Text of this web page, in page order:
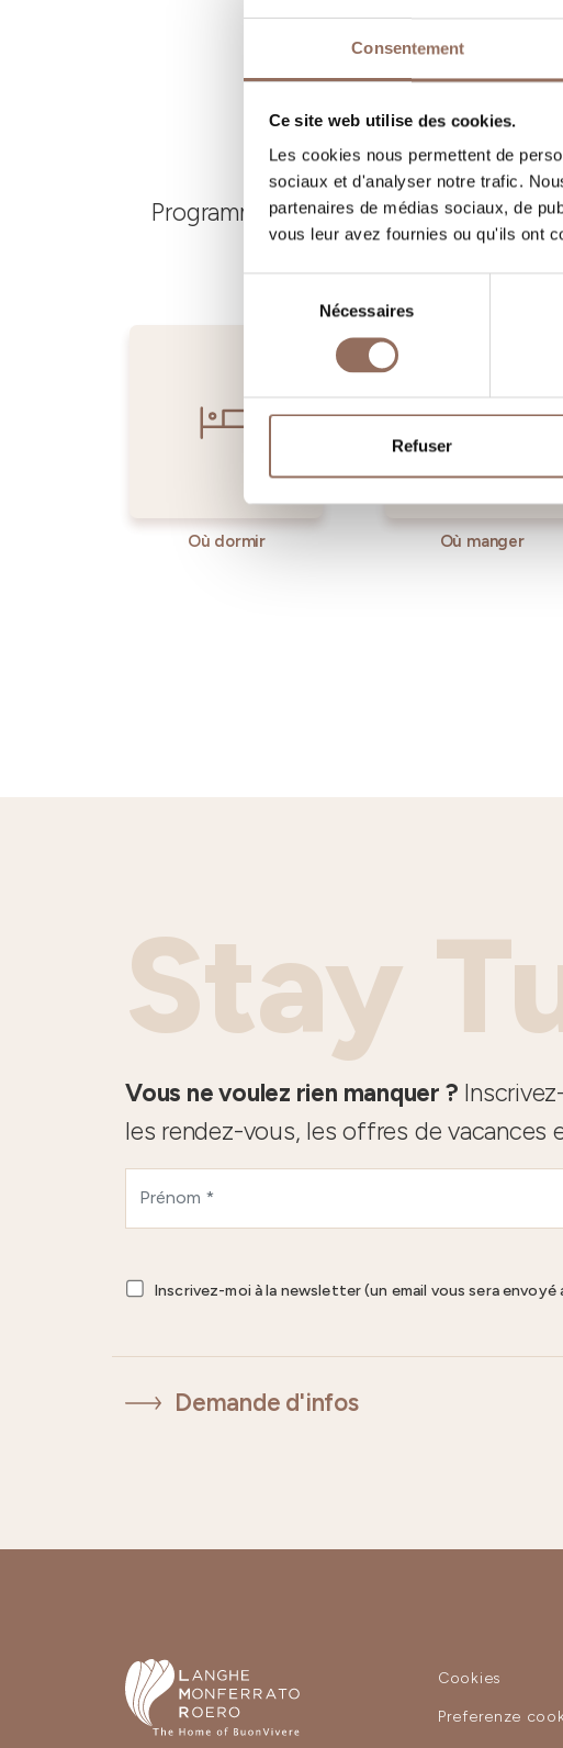
Consentement
Ce site web utilise des cookies.
Les cookies nous permettent de
sociaux et d'analyser notre trafic.
partenaires de médias sociaux, de
vous leur avez fournies ou qu'ils ont
consentement
Nécessaires
Refuser
Programmez où dormir, où manger,
Où dormir Où manger
Stay
Vous ne voulez rien manquer ?
les rendez-vous, les offres de vacances
Inscrivez-moi à la newsletter (un email vous sera
Demande d'infos
Cookies
Preferenze